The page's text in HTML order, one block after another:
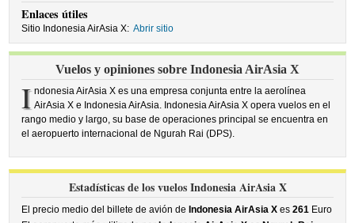
Enlaces útiles
Sitio Indonesia AirAsia X: Abrir sitio
Vuelos y opiniones sobre Indonesia AirAsia X
I ndonesia AirAsia X es una empresa conjunta entre la aerolínea
AirAsia X e Indonesia AirAsia. Indonesia AirAsia X opera vuelos en el
rango medio y largo, su base de operaciones principal se encuentra en
el aeropuerto internacional de Ngurah Rai (DPS).
Estadísticas de los vuelos Indonesia AirAsia X
El precio medio del billete de avión de Indonesia AirAsia X es261 Euro